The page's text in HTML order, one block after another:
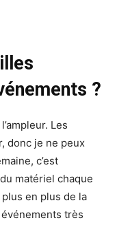
?
Les
donc je ne peux
c’est
matériel chaque
en plus de la
très